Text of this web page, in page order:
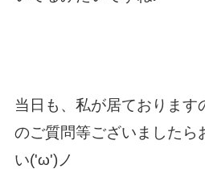
当日も、私が居ております
のご質問等ございましたら
い('ω')ノ